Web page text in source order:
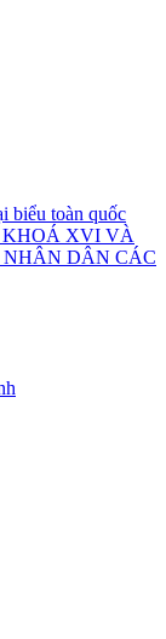
biểu toàn quốc
XVI VÀ
DÂN CÁC